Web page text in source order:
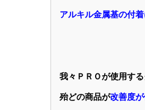
アルキル金属基の付
我々ＰＲＯが使用す
殆どの商品が改善度が